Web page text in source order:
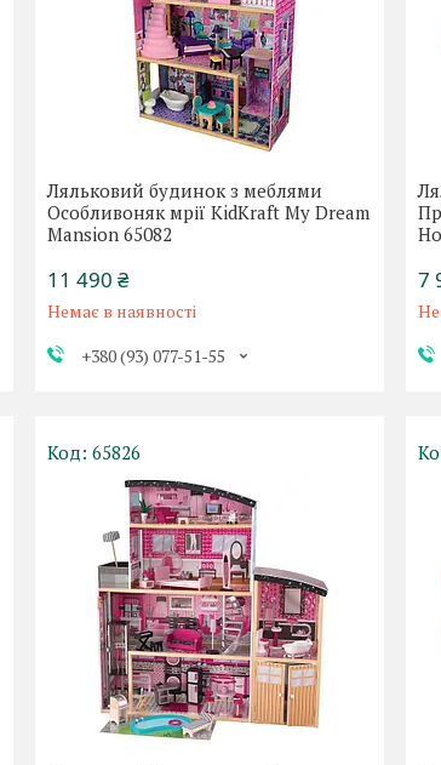
Ляльковий будинок з меблями
Особливоняк мрії KidKraft My Dream
Mansion 65082
11 490 ₴
Немає в наявності
+380 (93) 077-51-55
7
65826